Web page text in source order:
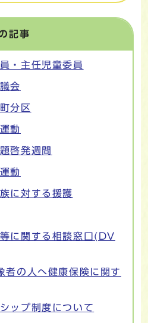
記事
・主任児童委員
会
分区
動
啓発週間
動
に対する援護
に関する相談窓口(DV
者の人へ健康保険に関す
ップ制度について